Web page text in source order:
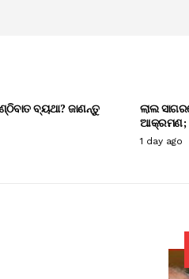
ବ୍ୟଥା? ଜାଣନ୍ତୁ
ଲାଲ
ଆକ୍ରମଣ;
1 day ago